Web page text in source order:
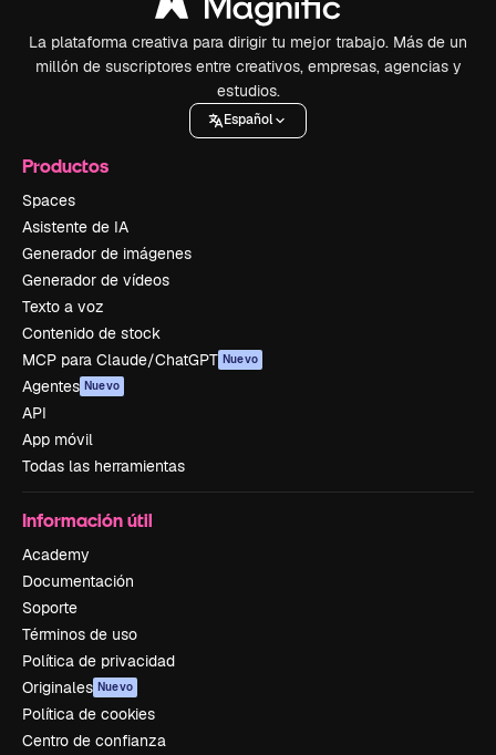
La plataforma creativa para dirigir tu mejor trabajo. Más de un
millón de suscriptores entre creativos, empresas, agencias y
estudios.
Español
Productos
Spaces
Asistente de IA
Generador de imágenes
Generador de vídeos
Texto a voz
Contenido de stock
MCP para Claude/ChatGPT Nuevo
Agentes Nuevo
API
App móvil
Todas las herramientas
Información útil
Academy
Documentación
Soporte
Términos de uso
Política de privacidad
Originales Nuevo
Política de cookies
Centro de confianza